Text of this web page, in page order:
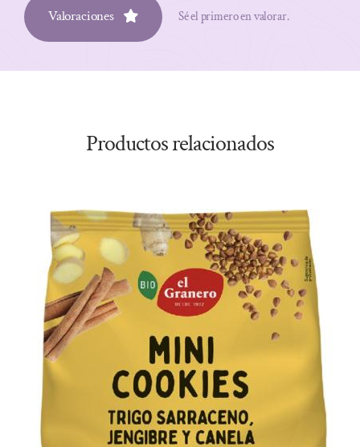
Valoraciones Sé el primero en valorar.
Productos relacionados